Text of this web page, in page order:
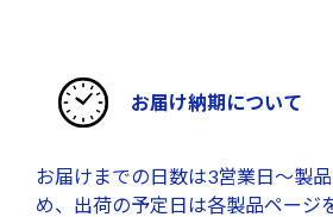
お届け納期について
お届けまでの日数は3営業日～製
め、出荷の予定日は各製品ページ